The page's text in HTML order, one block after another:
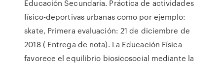
Educación Secundaria. Práctica de actividades
físico-deportivas urbanas como por ejemplo:
skate, Primera evaluación: 21 de diciembre de
2018 ( Entrega de nota). La Educación Física
favorece el equilibrio biosicosocial mediante la